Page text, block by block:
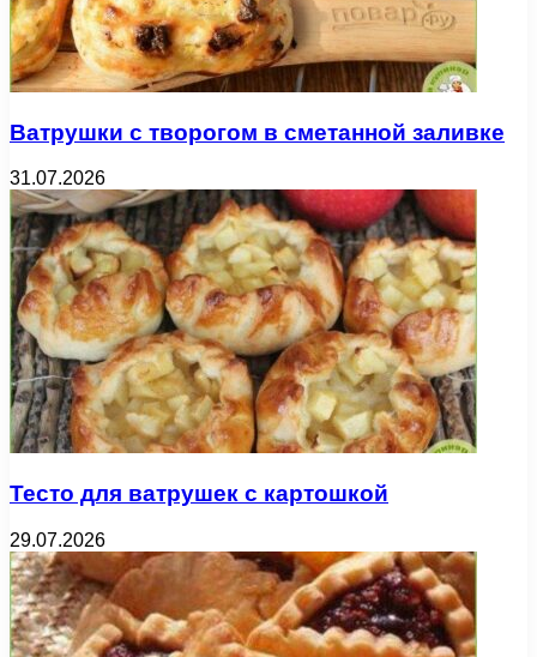
Ватрушки с творогом в сметанной заливке
31.07.2026
Тесто для ватрушек с картошкой
29.07.2026